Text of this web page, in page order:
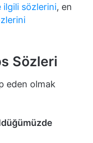
ilgili sözlerini, en
Sözleri
eden olmak